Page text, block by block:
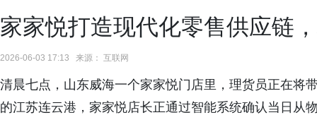
家家悦打造现代化零售供应链
2026-06-03 17:13 来源： 互联网
清晨七点，山东威海一个家家悦门店里，理货员正在将
的江苏连云港，家家悦店长正通过智能系统确认当日从